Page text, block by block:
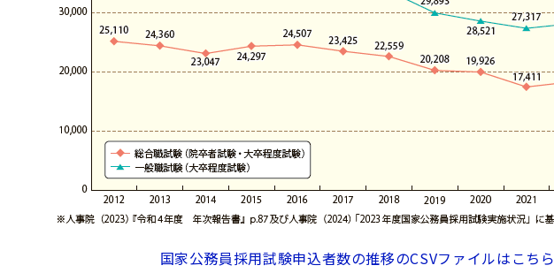
国家公務員採用試験申込者数の推移のCSVファイルはこちら